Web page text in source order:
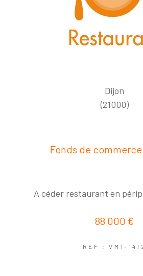
Dijon
(21000)
Fonds de
A céder restaurant en
88 000 €
REF : VM1-